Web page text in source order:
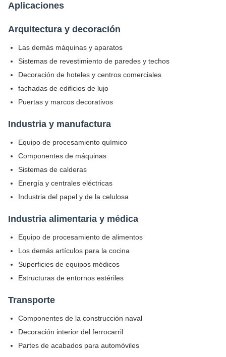
Aplicaciones
Arquitectura y decoración
Las demás máquinas y aparatos
Sistemas de revestimiento de paredes y techos
Decoración de hoteles y centros comerciales
fachadas de edificios de lujo
Puertas y marcos decorativos
Industria y manufactura
Equipo de procesamiento químico
Componentes de máquinas
Sistemas de calderas
Energía y centrales eléctricas
Industria del papel y de la celulosa
Industria alimentaria y médica
Equipo de procesamiento de alimentos
Los demás artículos para la cocina
Superficies de equipos médicos
Estructuras de entornos estériles
Transporte
Componentes de la construcción naval
Decoración interior del ferrocarril
Partes de acabados para automóviles